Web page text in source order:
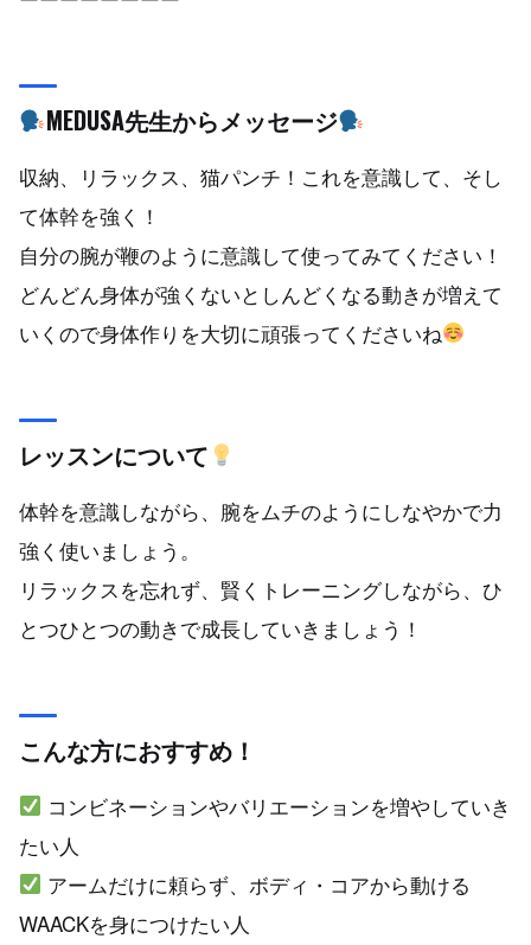
MEDUSA先生からメッセージ
収納、リラックス、猫パンチ！これを意識して、そし
て体幹を強く！
自分の腕が鞭のように意識して使ってみてください！
どんどん身体が強くないとしんどくなる動きが増えて
いくので身体作りを大切に頑張ってくださいね
レッスンについて
体幹を意識しながら、腕をムチのようにしなやかで力
強く使いましょう。
リラックスを忘れず、賢くトレーニングしながら、ひ
とつひとつの動きで成長していきましょう！
こんな方におすすめ！
コンビネーションやバリエーションを増やしていき
たい人
アームだけに頼らず、ボディ・コアから動ける
WAACKを身につけたい人